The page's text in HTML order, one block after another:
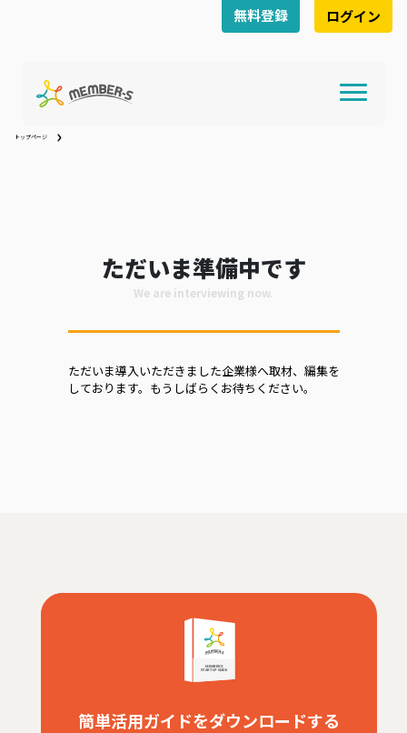
無料登録 ログイン
トップページ
ただいま準備中です
We are interviewing now.
ただいま導入いただきました企業様へ取材、編集を
しております。もうしばらくお待ちください。
簡単活用ガイドをダウンロードする